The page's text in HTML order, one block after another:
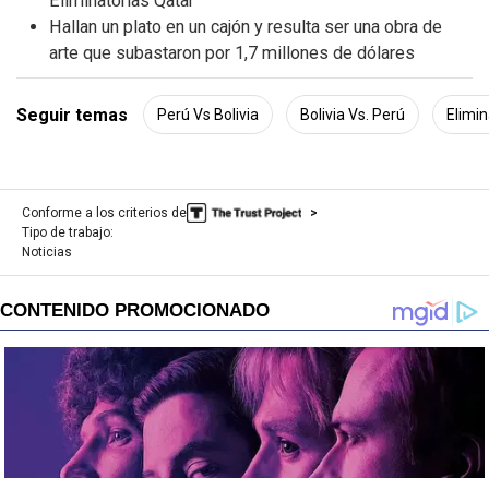
Hallan un plato en un cajón y resulta ser una obra de
arte que subastaron por 1,7 millones de dólares
Seguir temas Perú Vs Bolivia Bolivia Vs. Perú
Conforme a los criterios de
Tipo de trabajo:
Noticias